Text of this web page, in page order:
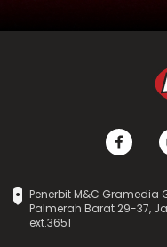
Penerbit M&C Gramedia
Palmerah Barat 29-37,
ext.3651